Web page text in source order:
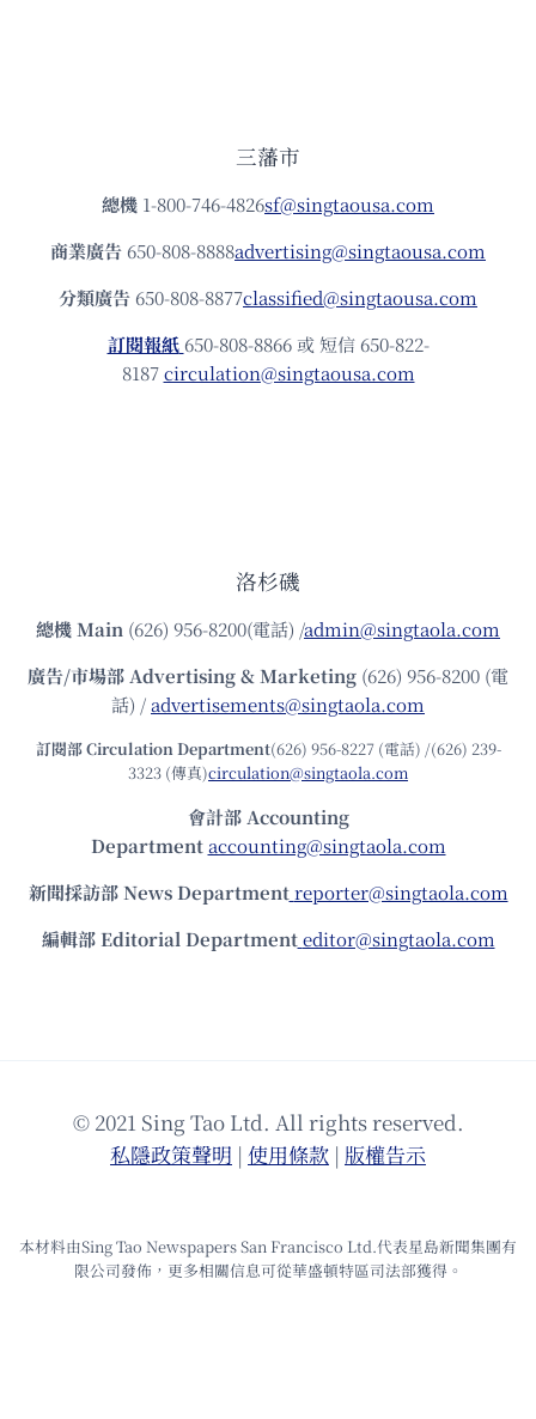
三藩市
總機 1-800-746-4826sf@singtaousa.com
商業廣告 650-808-8888advertising@singtaousa.com
分類廣告 650-808-8877classified@singtaousa.com
訂閱報紙 650-808-8866 或 短信 650-822-
8187circulation@singtaousa.com
洛杉磯
總機Main (626) 956-8200(電話) /admin@singtaola.com
廣告/市場部Advertising & Marketing (626) 956-8200 (電
話) /advertisements@singtaola.com
訂閱部 Circulation Department(626) 956-8227 (電話) /(626) 239-
3323 (傳真)circulation@singtaola.com
會計部 Accounting
Department accounting@singtaola.com
新聞採訪部 News Department reporter@singtaola.com
編輯部 Editorial Department editor@singtaola.com
© 2021 Sing Tao Ltd. All rights reserved.
私隱政策聲明 | 使⽤條款 | 版權告⽰
本材料由Sing Tao Newspapers San Francisco Ltd.代表星島新聞集團有
限公司發佈，更多相關信息可從華盛頓特區司法部獲得。